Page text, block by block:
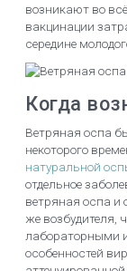
возникают во
вакцинации
середине
Когда
Ветряная оспа
некоторого
натуральной
отдельное
ветряная оспа
же возбудителя,
лабораторными
особенностей